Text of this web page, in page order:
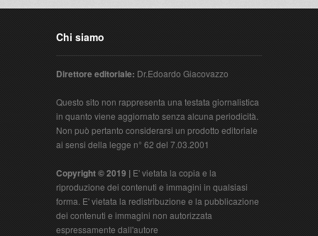
Chi siamo
Direttore editoriale: Dr.Edoardo Giacovazzo
Questo sito non rappresenta una testata giornalistica
in quanto viene aggiornato senza alcuna periodicità.
Non può pertanto considerarsi un prodotto editoriale
ai sensi della legge n° 62 del 7.03.2001
Copyright © 2019 | E' vietata la copia e la
riproduzione dei contenuti e immagini in qualsiasi
forma. E' vietata la redistribuzione e la pubblicazione
dei contenuti e immagini non autorizzata
espressamente dall'autore